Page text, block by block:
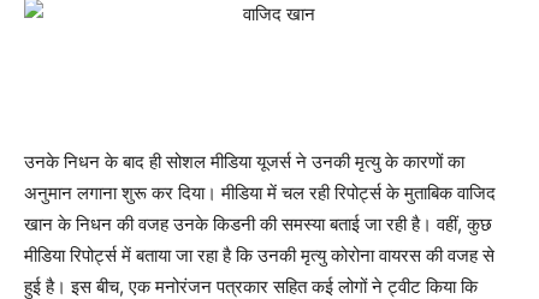
उनके निधन के बाद ही सोशल मीडिया यूजर्स ने उनकी मृत्यु के कारणों का
अनुमान लगाना शुरू कर दिया। मीडिया में चल रही रिपोर्ट्स के मुताबिक वाजिद
खान के निधन की वजह उनके किडनी की समस्या बताई जा रही है। वहीं, कुछ
मीडिया रिपोर्ट्स में बताया जा रहा है कि उनकी मृत्यु कोरोना वायरस की वजह से
हुई है। इस बीच, एक मनोरंजन पत्रकार सहित कई लोगों ने ट्वीट किया कि